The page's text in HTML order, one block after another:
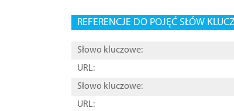
REFERENCJE DO POJĘĆ SŁÓW
Słowo kluczowe:
URL:
Słowo kluczowe:
URL: